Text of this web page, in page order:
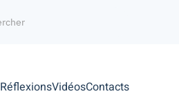
RéflexionsVidéosContacts